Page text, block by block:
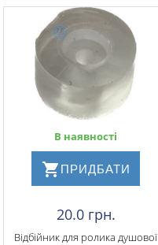
В наявності
ПРИДБАТИ
20.0 грн.
Відбійник для ролика душової